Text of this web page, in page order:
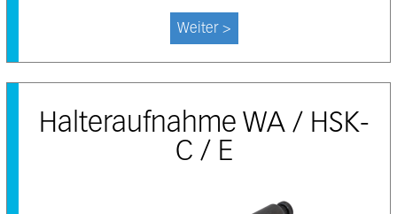
Weiter >
Halteraufnahme WA / HSK-
C / E